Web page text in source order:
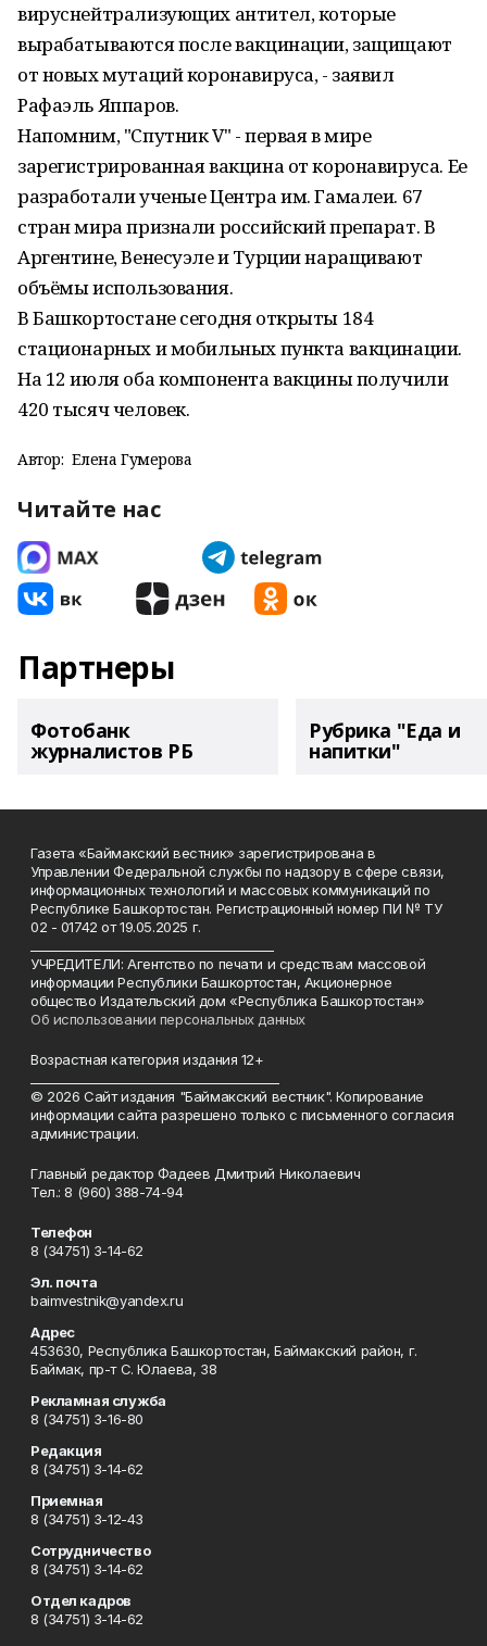
вируснейтрализующих антител, которые
вырабатываются после вакцинации, защищают
от новых мутаций коронавируса, - заявил
Рафаэль Яппаров.
Напомним, "Спутник V" - первая в мире
зарегистрированная вакцина от коронавируса. Ее
разработали ученые Центра им. Гамалеи. 67
стран мира признали российский препарат. В
Аргентине, Венесуэле и Турции наращивают
объёмы использования.
В Башкортостане сегодня открыты 184
стационарных и мобильных пункта вакцинации.
На 12 июля оба компонента вакцины получили
420 тысяч человек.
Автор: Елена Гумерова
Читайте нас
Партнеры
Фотобанк
журналистов РБ
Рубрика "Еда и
напитки"
Газета «Баймакский вестник» зарегистрирована в
Управлении Федеральной службы по надзору в сфере связи,
информационных технологий и массовых коммуникаций по
Республике Башкортостан. Регистрационный номер ПИ № ТУ
02 - 01742 от 19.05.2025 г.
УЧРЕДИТЕЛИ: Агентство по печати и средствам массовой
информации Республики Башкортостан, Акционерное
общество Издательский дом «Республика Башкортостан»
Об использовании персональных данных
Возрастная категория издания 12+
© 2026 Сайт издания "Баймакский вестник". Копирование
информации сайта разрешено только с письменного согласия
администрации.
Главный редактор Фадеев Дмитрий Николаевич
Тел.: 8 (960) 388-74-94
Телефон
8 (34751) 3-14-62
Эл. почта
baimvestnik@yandex.ru
Адрес
453630, Республика Башкортостан, Баймакский район, г.
Баймак, пр-т С. Юлаева, 38
Рекламная служба
8 (34751) 3-16-80
Редакция
8 (34751) 3-14-62
Приемная
8 (34751) 3-12-43
Сотрудничество
8 (34751) 3-14-62
Отдел кадров
8 (34751) 3-14-62